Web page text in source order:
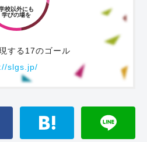
校以外にも
学びの場を
する17のゴール
slgs.jp/